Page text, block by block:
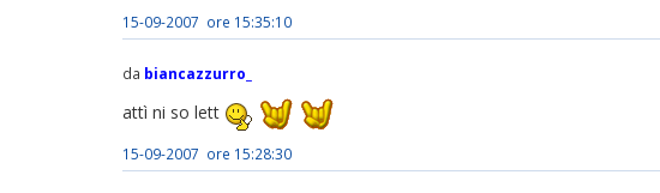
15-09-2007 ore 15:35:10
da biancazzurro_
attì ni so lett
15-09-2007 ore 15:28:30